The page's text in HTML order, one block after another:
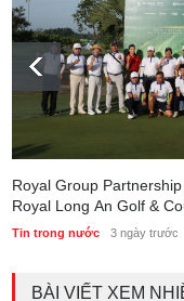
Royal Group
Royal Long An Golf &
Tin trong nước 3 ngày trước
BÀI VIẾT XEM